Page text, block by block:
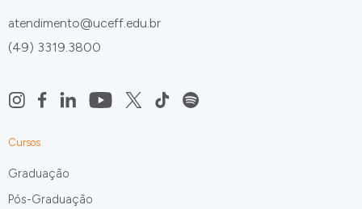
atendimento@uceff.edu.br
(49) 3319.3800
Cursos
Graduação
Pós-Graduação